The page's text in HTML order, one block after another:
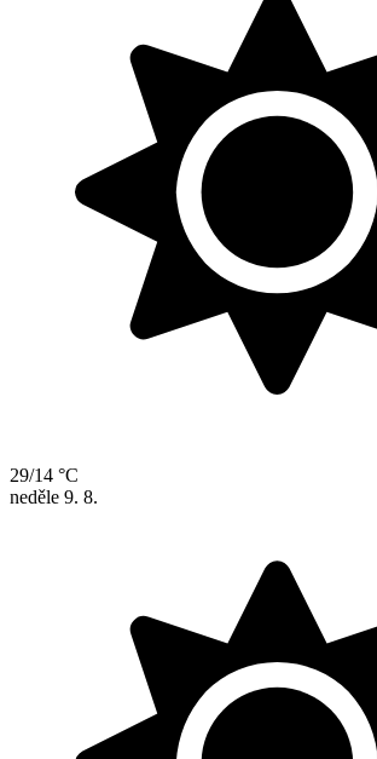
29/14 °C
neděle 9. 8.